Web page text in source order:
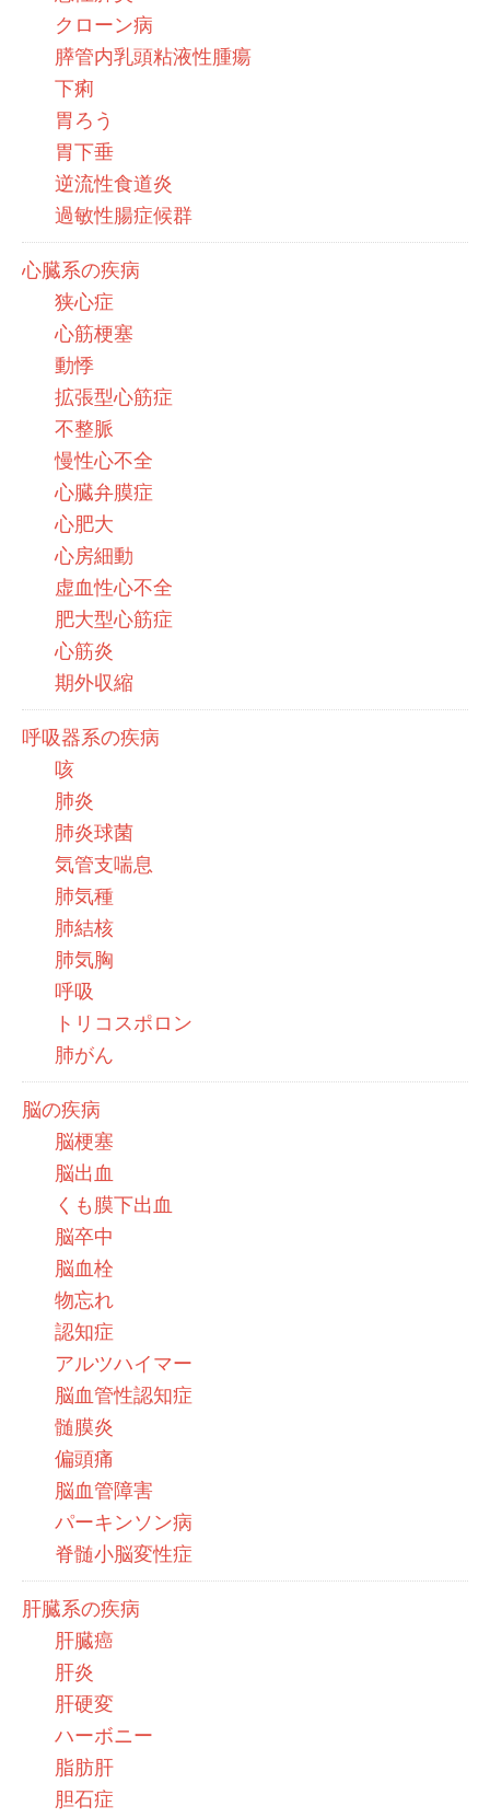
クローン病
膵管内乳頭粘液性腫瘍
下痢
胃ろう
胃下垂
逆流性食道炎
過敏性腸症候群
心臓系の疾病
狭心症
心筋梗塞
動悸
拡張型心筋症
不整脈
慢性心不全
心臓弁膜症
心肥大
心房細動
虚血性心不全
肥大型心筋症
心筋炎
期外収縮
呼吸器系の疾病
咳
肺炎
肺炎球菌
気管支喘息
肺気種
肺結核
肺気胸
呼吸
トリコスポロン
肺がん
脳の疾病
脳梗塞
脳出血
くも膜下出血
脳卒中
脳血栓
物忘れ
認知症
アルツハイマー
脳血管性認知症
髄膜炎
偏頭痛
脳血管障害
パーキンソン病
脊髄小脳変性症
肝臓系の疾病
肝臓癌
肝炎
肝硬変
ハーボニー
脂肪肝
胆石症